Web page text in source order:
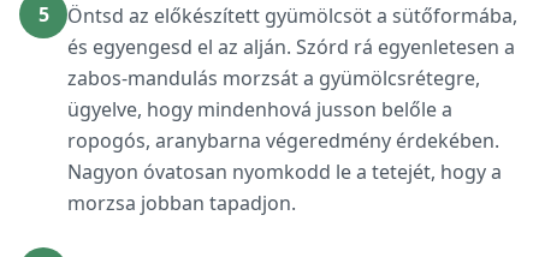
5
Öntsd az előkészített gyümölcsöt a sütőformába,
és egyengesd el az alján. Szórd rá egyenletesen a
zabos-mandulás morzsát a gyümölcsrétegre,
ügyelve, hogy mindenhová jusson belőle a
ropogós, aranybarna végeredmény érdekében.
Nagyon óvatosan nyomkodd le a tetejét, hogy a
morzsa jobban tapadjon.